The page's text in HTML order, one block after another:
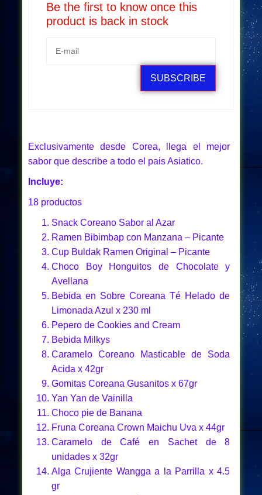
Be the first to know once this
product is back in stock
SUBSCRIBE
Exclusivamente desde Corea, llega el mejor
sabor que describe a todo el pais Asiatico.
Incluye:
18 productos
Snack Coreano Sabor al Azar
Ramen Bibimbap con Manzana – Picante
Cup Buldak Ramen Original – Picante
Choco Boy Honguitos de Chocolate y
Avellana
Bebida en Sobre Coreana Té Helado de
Limonada Azul x 230 ml
Pepero de Cookies and Cream
Bebida Milkys
Caramelo Coreano Masticable de Soda
Acida x 42gr
Gomitas Coreana Gusanitos x 67gr
Yan Yan de Vainilla
Choco pie de Banana
Fruna Coreana Crown Maichu Uva x 44gr
Caramelo de Café en Sachet de 8
unidades x 32gr
Alga Crujiente Wangga a la Parrilla x 4.5
gr